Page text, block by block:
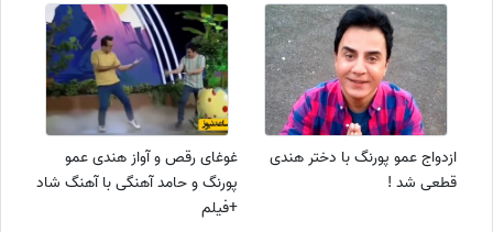
ازدواج عمو پورنگ با دختر هندی
قطعی شد !
غوغای رقص و آواز هندی عمو
پورنگ و حامد آهنگی با آهنگ شاد
+فیلم